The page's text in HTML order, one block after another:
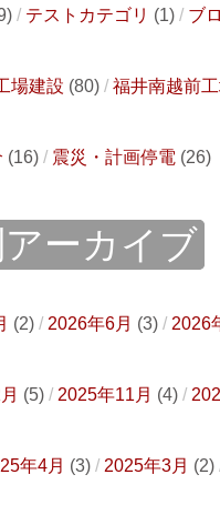
テストカテゴリ (1) ブ
場建設 (80) 福井南越前
(16) 震災・計画停電 (26)
アーカイブ
(2) 2026年6月 (3) 2026
(5) 2025年11月 (4)
年4月 (3) 2025年3月 (2)